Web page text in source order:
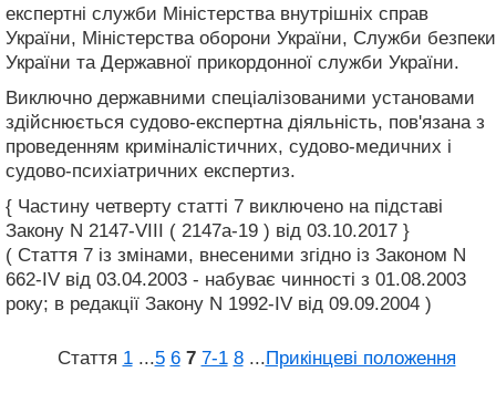
експертні служби Міністерства внутрішніх справ
України, Міністерства оборони України, Служби безпеки
України та Державної прикордонної служби України.
Виключно державними спеціалізованими установами
здійснюється судово-експертна діяльність, пов'язана з
проведенням криміналістичних, судово-медичних і
судово-психіатричних експертиз.
{ Частину четверту статті 7 виключено на підставі
Закону N 2147-VIII ( 2147а-19 ) від 03.10.2017 }
( Стаття 7 із змінами, внесеними згідно із Законом N
662-IV від 03.04.2003 - набуває чинності з 01.08.2003
року; в редакції Закону N 1992-IV від 09.09.2004 )
Стаття 1 ...5 6 7 7‑1 8 ...Прикінцеві положення